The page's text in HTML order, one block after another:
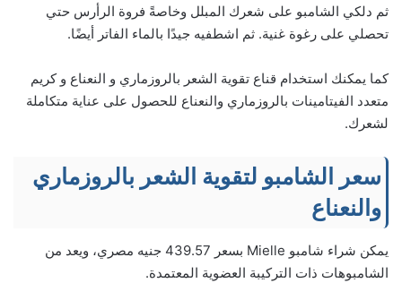
ثم دلكي الشامبو على شعرك المبلل وخاصةً فروة الرأرس حتي
تحصلي على رغوة غنية. ثم اشطفيه جيدًا بالماء الفاتر أيضًا.
كما يمكنك استخدام قناع تقوية الشعر بالروزماري و النعناع و كريم
متعدد الفيتامينات بالروزماري والنعناع للحصول على عناية متكاملة
لشعرك.
سعر الشامبو لتقوية الشعر بالروزماري
والنعناع
يمكن شراء شامبو Mielle بسعر 439.57 جنيه مصري، ويعد من
الشامبوهات ذات التركيبة العضوية المعتمدة.